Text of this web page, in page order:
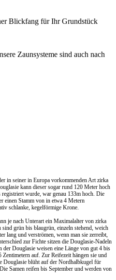
Blickfang für Ihr Grundstück
Zaunsysteme sind auch nach
in seiner in Europa vorkommenden Art zirka
kann dieser sogar rund 120 Meter hoch
wurde, war genau 133m hoch. Die
einen Stamm von in etwa 4 Metern
schlanke, kegelförmige Krone.
je nach Unterart ein Maximalalter von zirka
grün bis blaugrün, einzeln stehend, weich
lang und verströmen, wenn man sie zerreibt,
zur Fichte sitzen die Douglasie-Nadeln
Douglasie weisen eine Länge von gut 4 bis
auf. Zur Reifezeit hängen sie und
Douglasie blüht auf der Nordhalbkugel für
Samen reifen bis September und werden von